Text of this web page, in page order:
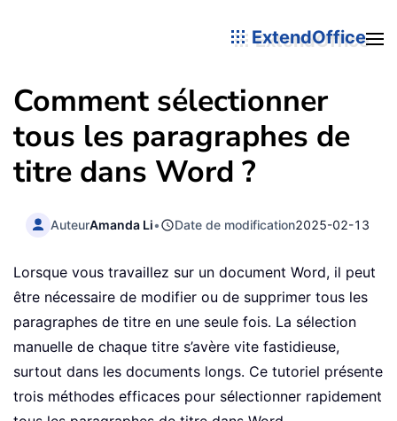
ExtendOffice
Comment sélectionner
tous les paragraphes de
titre dans Word ?
AuteurAmanda Li• Date de modification2025-02-13
Lorsque vous travaillez sur un document Word, il peut
être nécessaire de modifier ou de supprimer tous les
paragraphes de titre en une seule fois. La sélection
manuelle de chaque titre s’avère vite fastidieuse,
surtout dans les documents longs. Ce tutoriel présente
trois méthodes efficaces pour sélectionner rapidement